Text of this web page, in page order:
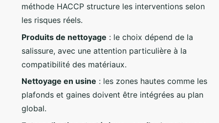
méthode HACCP structure les interventions selon
les risques réels.
Produits de nettoyage : le choix dépend de la
salissure, avec une attention particulière à la
compatibilité des matériaux.
Nettoyage en usine : les zones hautes comme les
plafonds et gaines doivent être intégrées au plan
global.